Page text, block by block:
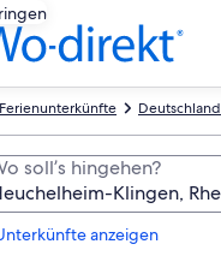
Deutschland
Ferienunterkünfte
soll’s hingehen?
anzeigen